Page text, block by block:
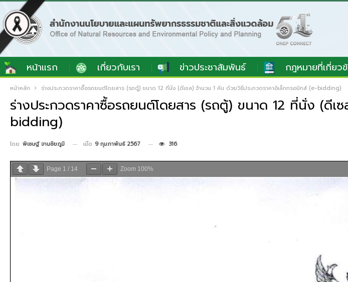
หน้าแรก เกี่ยวกับเรา ข่าวประชาสัมพันธ์ กฎหมายที่เกี่ยว
หน้าหลัก ร่างประกวดราคาซื้อรถยนต์โดยสาร (รถตู้) ขนาด 12 ที่นั่ง (ดีเซล) จำนวน 1 คัน ด้วยวิธีประกวดราคาอิเล็กทรอนิกส์ (e-bidding)
ร่างประกวดราคาซื้อรถยนต์โดยสาร (รถตู้) ขนาด 12 ที่นั่ง (ดี
bidding)
โดย พิเชษฐ์ จานชัยภูมิ เมื่อ 9 กุมภาพันธ์ 2567 316
Page 1 / 14 Zoom 100%